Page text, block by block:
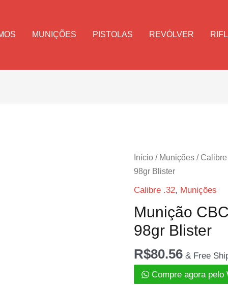
MUNIÇÕES PISTOLAS REVÓLVER
Início/ Munições/
98gr Blister
Calibre .32, Munições
Munição
98gr Blister
R$80.56 & Free
Compre agora pelo